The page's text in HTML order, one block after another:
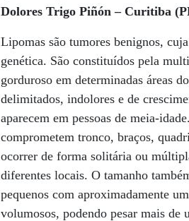
Dolores Trigo Piñón – Curitiba
Lipomas são tumores benignos,
genética. São constituídos pela
gorduroso em determinadas áreas
delimitados, indolores e de
aparecem em pessoas de meia-
comprometem tronco, braços,
ocorrer de forma solitária ou
diferentes locais. O tamanho
pequenos com aproximadamente
volumosos, podendo pesar mais